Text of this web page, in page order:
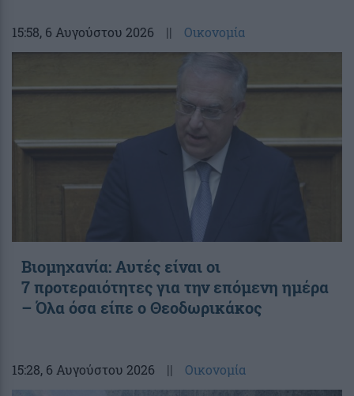
15:58, 6 Αυγούστου 2026 || Οικονομία
Βιομηχανία: Αυτές είναι οι
7 προτεραιότητες για την επόμενη ημέρα
– Όλα όσα είπε ο Θεοδωρικάκος
15:28, 6 Αυγούστου 2026 || Οικονομία